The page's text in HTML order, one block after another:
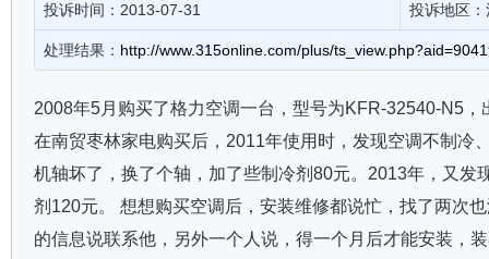
投诉时间：2013-07-31 投诉地区
处理结果： http://www.315online.com/plus/
2008年5月购买了格力空调一台，型号为KFR-32540-N5
在南贸枣林家电购买后，2011年使用时，发现空调不制冷
机轴坏了，换了个轴，加了些制冷剂80元。2013年，又发
剂120元。 想想购买空调后，安装维修都说忙，找了两次
的信息说联系他，另外一个人说，得一个月后才能安装，